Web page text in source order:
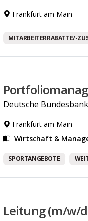
Frankfurt am Main
MITARBEITERRABATTE/-
Deutsche Bundesbank
Frankfurt am Main
Wirtschaft &
SPORTANGEBOTE
Leitung (m/w/